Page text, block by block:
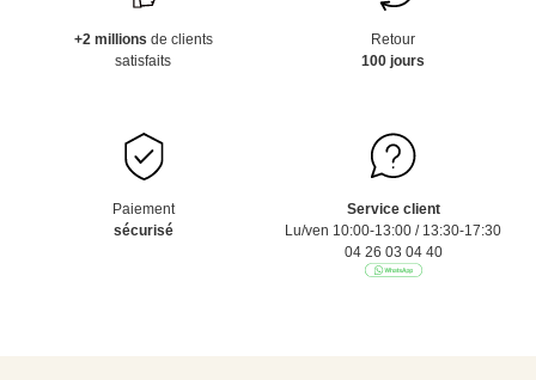
+2 millions de clients
satisfaits
Retour
100 jours
Paiement
sécurisé
Service client
Lu/ven 10:00-13:00 / 13:30-17:30
04 26 03 04 40